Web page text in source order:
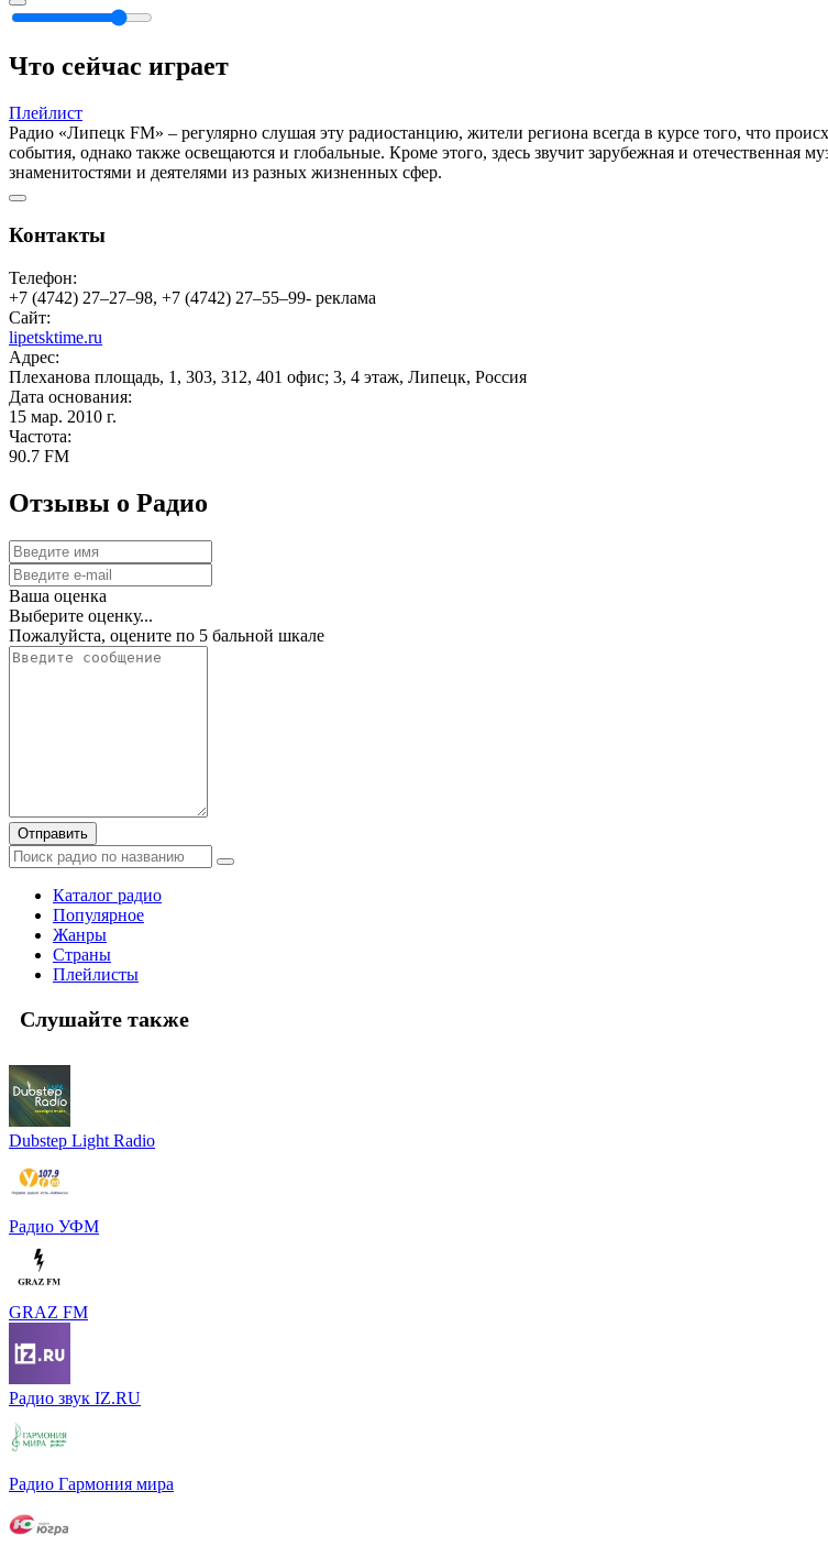
Что сейчас играет
Плейлист
Радио «Липецк FM» – регулярно слушая эту радиостанцию, жители региона всегда в курсе того, что
события, однако также освещаются и глобальные. Кроме этого, здесь звучит зарубежная и
знаменитостями и деятелями из разных жизненных сфер.
Контакты
Телефон:
+7 (4742) 27‒27‒98, +7 (4742) 27‒55‒99- реклама
Сайт:
lipetsktime.ru
Адрес:
Плеханова площадь, 1, 303, 312, 401 офис; 3, 4 этаж, Липецк, Россия
Дата основания:
15 мар. 2010 г.
Частота:
90.7 FM
Отзывы о Радио
Ваша оценка
Выберите оценку...
Пожалуйста, оцените по 5 бальной шкале
Отправить
Каталог радио
Популярное
Жанры
Страны
Плейлисты
Слушайте также
Dubstep Light Radio
Радио УФМ
GRAZ FM
Радио звук IZ.RU
Радио Гармония мира